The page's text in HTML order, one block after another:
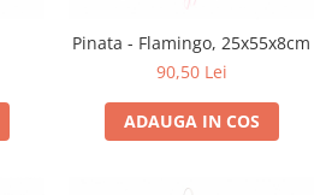
Pinata - Flamingo, 25x55x8cm
90,50 Lei
ADAUGA IN COS